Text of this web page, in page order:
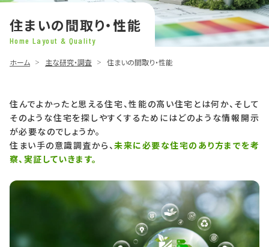
住まいの間取り・性能
Home Layout & Quality
ホーム 主な研究・調査 住まいの間取り・性能
住んでよかったと思える住宅、性能の高い住宅とは何か、そして
そのような住宅を探しやすくするためにはどのような情報開示
が必要なのでしょうか。
住まい手の意識調査から、未来に必要な住宅のあり方までを考
察、実証していきます。